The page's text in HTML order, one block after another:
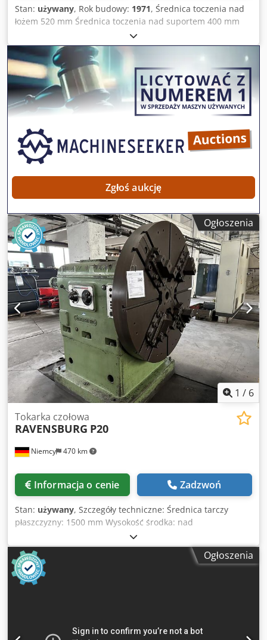
Stan: używany, Rok budowy: 1971, Średnica toczenia nad
łożem 520 mm Średnica toczenia nad suportem 400 mm
Średnica toczenia w wybraniu 1000 mm Długość toczenia
1250 mm Zakres prędkości obrotowej wrzeciona 11,2 -
1120 obr/min Zapotrzebowanie mocy całkowitej 7 kW Waga
maszyny ok. 3,8 t Crjdpfxoy Nd S Ao Akwef
Zapotrzebowanie na miejsce ok. 2,7 x 1,7 x 1,7 m Maszyna
wyposażona w 4-pozycyjny uchwyt narzędziowy z
szybkozłączami oraz wyświetlacz cyfrowy.
Zgłoś aukcję
Ogłoszenia
1 / 6
Niemcy 470 km
Tokarka czołowa
RAVENSBURG P20
Informacja o cenie Zadzwoń
Stan: używany, Szczegóły techniczne: Średnica tarczy
płaszczyzny: 1500 mm Wysokość środka: nad
fundamentem: 1250 mm Prędkości: 2,1 ... 96 / 12 kroków
obr. Posuw min/max: 0,3 ... 2,5 / 18 kroków mm/min. Otwór
wrzeciona: Ø 82 mm Ręczne przemieszczenie konika:
poprzeczne: 55 mm Cedou Ix Sgepfx Akwerf Skok pinoli
konika: 400 mm Mocowanie konika MK: 6 Masa maszyny
prowadnicy łóżka 4 300 mm z napędem silnikowym -
Ogłoszenia